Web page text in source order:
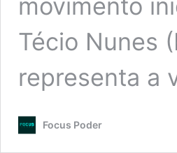
movimento
Técio Nunes
representa a
Focus Poder